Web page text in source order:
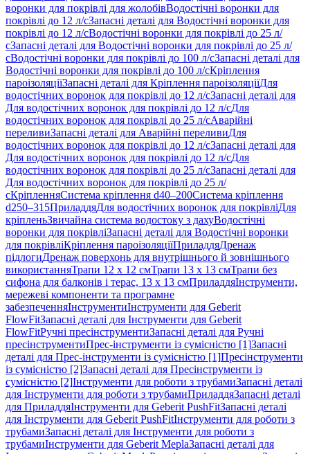
воронки для покрівлі для жолобівВодостічні воронки для
покрівлі до 12 л/сЗапасні деталі для Водостічні воронки для
покрівлі до 12 л/сВодостічні воронки для покрівлі до 25 л/
сЗапасні деталі для Водостічні воронки для покрівлі до 25 л/
сВодостічні воронки для покрівлі до 100 л/сЗапасні деталі для
Водостічні воронки для покрівлі до 100 л/сКріплення
пароізоляціїЗапасні деталі для Кріплення пароізоляціїДля
водостічних воронок для покрівлі до 12 л/сЗапасні деталі для
Для водостічних воронок для покрівлі до 12 л/сДля
водостічних воронок для покрівлі до 25 л/сАварійні
переливиЗапасні деталі для Аварійні переливиДля
водостічних воронок для покрівлі до 12 л/сЗапасні деталі для
Для водостічних воронок для покрівлі до 12 л/сДля
водостічних воронок для покрівлі до 25 л/сЗапасні деталі для
Для водостічних воронок для покрівлі до 25 л/
сКріпленняСистема кріплення d40–200Система кріплення
d250–315ПриладдяДля водостічних воронок для покрівліДля
кріпленьЗвичайна система водостоку з дахуВодостічні
воронки для покрівліЗапасні деталі для Водостічні воронки
для покрівліКріплення пароізоляціїПриладдяДренаж
підлогиДренаж поверхонь для внутрішнього й зовнішнього
використанняТрапи 12 x 12 смТрапи 13 x 13 смТрапи без
сифона для балконів і терас, 13 x 13 смПриладдяІнструменти,
мережеві компоненти та програмне
забезпеченняІнструментиІнструменти для Geberit
FlowFitЗапасні деталі для Інструменти для Geberit
FlowFitРучні пресінструментиЗапасні деталі для Ручні
пресінструментиПрес-інструменти із сумісністю [1]Запасні
деталі для Прес-інструменти із сумісністю [1]Пресінструменти
із сумісністю [2]Запасні деталі для Пресінструменти із
сумісністю [2]Інструменти для роботи з трубамиЗапасні деталі
для Інструменти для роботи з трубамиПриладдяЗапасні деталі
для ПриладдяІнструменти для Geberit PushFitЗапасні деталі
для Інструменти для Geberit PushFitІнструменти для роботи з
трубамиЗапасні деталі для Інструменти для роботи з
трубамиІнструменти для Geberit MeplaЗапасні деталі для